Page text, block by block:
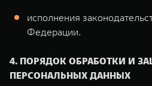
исполнения
Федерации.
4. ПОРЯДОК ОБРАБОТКИ И
ПЕРСОНАЛЬНЫХ ДАННЫХ